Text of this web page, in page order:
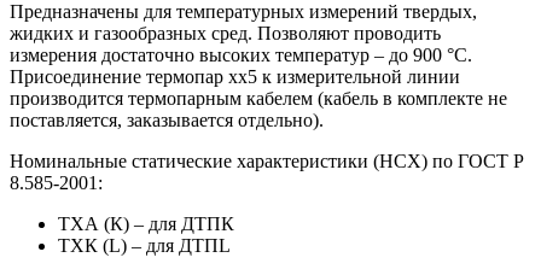
Предназначены для температурных измерений твердых,
жидких и газообразных сред. Позволяют проводить
измерения достаточно высоких температур – до 900 °С.
Присоединение термопар хх5 к измерительной линии
производится термопарным кабелем (кабель в комплекте не
поставляется, заказывается отдельно).
Номинальные статические характеристики (НСХ) по ГОСТ Р
8.585-2001:
ТХА (К) – для ДТПК
ТХК (L) – для ДТПL